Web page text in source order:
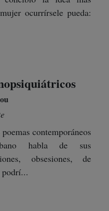
ocurrírsele pueda:
contemporáneos
habla de sus
obsesiones, de
podrí...